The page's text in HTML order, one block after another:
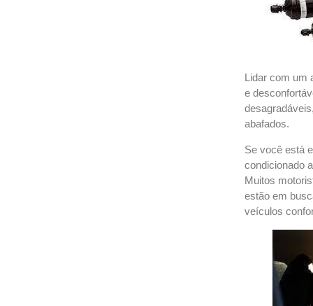
Lidar com um
e
abafados.
Se você está
condicionado
Muitos
estão em
veículos